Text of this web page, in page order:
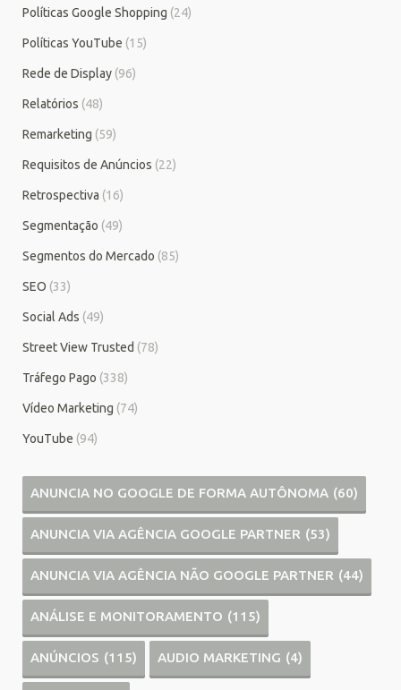
Políticas Google Shopping (24)
Políticas YouTube (15)
Rede de Display (96)
Relatórios (48)
Remarketing (59)
Requisitos de Anúncios (22)
Retrospectiva (16)
Segmentação (49)
Segmentos do Mercado (85)
SEO (33)
Social Ads (49)
Street View Trusted (78)
Tráfego Pago (338)
Vídeo Marketing (74)
YouTube (94)
ANUNCIA NO GOOGLE DE FORMA AUTÔNOMA (60)
ANUNCIA VIA AGÊNCIA GOOGLE PARTNER (53)
ANUNCIA VIA AGÊNCIA NÃO GOOGLE PARTNER (44)
ANÁLISE E MONITORAMENTO (115)
ANÚNCIOS (115) AUDIO MARKETING (4)